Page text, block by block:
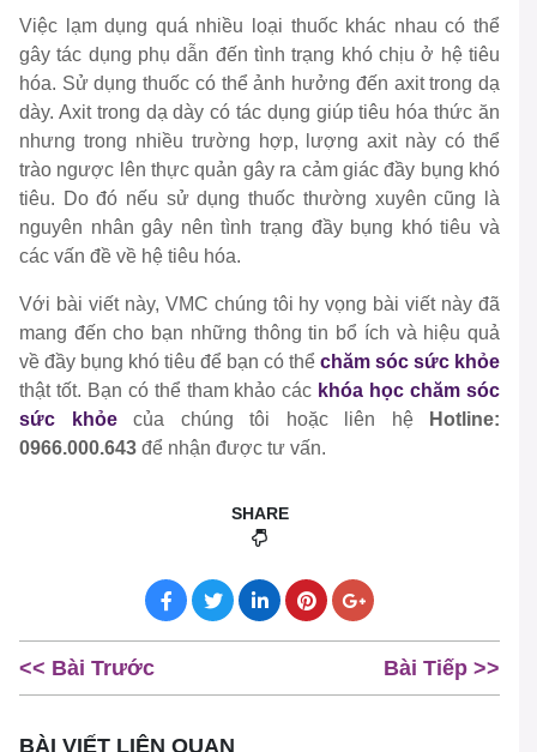
Việc lạm dụng quá nhiều loại thuốc khác nhau có thể
gây tác dụng phụ dẫn đến tình trạng khó chịu ở hệ tiêu
hóa. Sử dụng thuốc có thể ảnh hưởng đến axit trong dạ
dày. Axit trong dạ dày có tác dụng giúp tiêu hóa thức ăn
nhưng trong nhiều trường hợp, lượng axit này có thể
trào ngược lên thực quản gây ra cảm giác đầy bụng khó
tiêu. Do đó nếu sử dụng thuốc thường xuyên cũng là
nguyên nhân gây nên tình trạng đầy bụng khó tiêu và
các vấn đề về hệ tiêu hóa.
Với bài viết này, VMC chúng tôi hy vọng bài viết này đã
mang đến cho bạn những thông tin bổ ích và hiệu quả
về đầy bụng khó tiêu để bạn có thể chăm sóc sức khỏe
thật tốt. Bạn có thể tham khảo các khóa họcchăm sóc
sức khỏe
của chúng tôi hoặc liên hệ
Hotline:
0966.000.643 để nhận được tư vấn.
SHARE
<< Bài Trước Bài Tiếp >>
BÀI VIẾT LIÊN QUAN